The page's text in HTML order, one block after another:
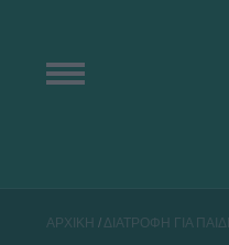
ΑΡΧΙΚΗ / ΔΙΑΤΡΟΦΗ ΓΙΑ